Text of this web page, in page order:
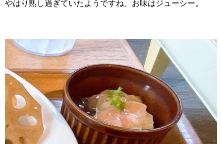
やはり熟し過ぎていたようですね。お味はジューシー。